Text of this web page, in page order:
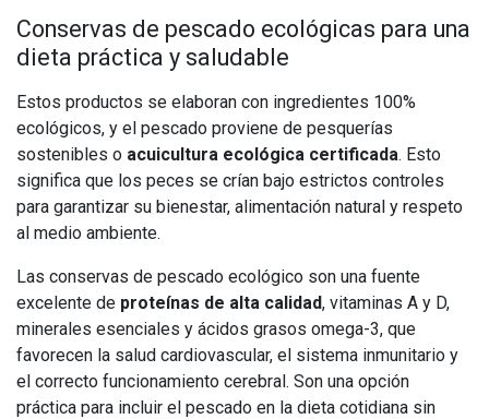
Conservas de pescado ecológicas para una
dieta práctica y saludable
Estos productos se elaboran con ingredientes 100%
ecológicos, y el pescado proviene de pesquerías
sostenibles o acuicultura ecológica certificada. Esto
significa que los peces se crían bajo estrictos controles
para garantizar su bienestar, alimentación natural y respeto
al medio ambiente.
Las conservas de pescado ecológico son una fuente
excelente de proteínas de alta calidad, vitaminas A y D,
minerales esenciales y ácidos grasos omega-3, que
favorecen la salud cardiovascular, el sistema inmunitario y
el correcto funcionamiento cerebral. Son una opción
práctica para incluir el pescado en la dieta cotidiana sin